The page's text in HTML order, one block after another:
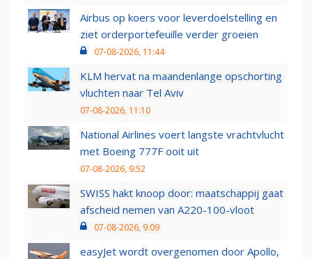
Airbus op koers voor leverdoelstelling en
ziet orderportefeuille verder groeien
07-08-2026, 11:44
KLM hervat na maandenlange opschorting
vluchten naar Tel Aviv
07-08-2026, 11:10
National Airlines voert langste vrachtvlucht
met Boeing 777F ooit uit
07-08-2026, 9:52
SWISS hakt knoop door: maatschappij gaat
afscheid nemen van A220-100-vloot
07-08-2026, 9:09
easyJet wordt overgenomen door Apollo,